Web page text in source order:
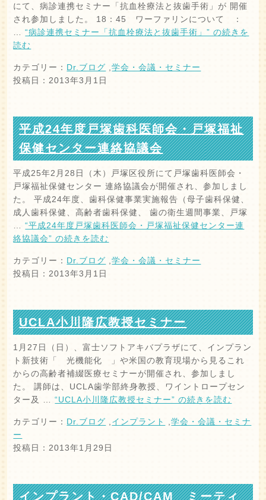
にて、病診連携セミナー「抗血栓療法と抜歯手術」が 開催
され参加しました。 18：45 ワーファリンについて ：
…“病診連携セミナー「抗血栓療法と抜歯手術」” の続きを
読む
カテゴリー： Dr.ブログ ,学会・会議・セミナー
投稿日：2013年3月1日
平成24年度戸塚歯科医師会・戸塚福祉
保健センター連絡協議会
平成25年2月28日（木）戸塚区役所にて戸塚歯科医師会・
戸塚福祉保健センター 連絡協議会が開催され、参加しまし
た。 平成24年度、歯科保健事業実施報告（母子歯科保健、
成人歯科保健、高齢者歯科保健、 歯の衛生週間事業、戸塚
…“平成24年度戸塚歯科医師会・戸塚福祉保健センター連
絡協議会” の続きを読む
カテゴリー： Dr.ブログ ,学会・会議・セミナー
投稿日：2013年3月1日
UCLA小川隆広教授セミナー
1月27日（日）、富士ソフトアキバプラザにて、インプラン
ト新技術「 光機能化 」や米国の教育現場から見るこれ
からの高齢者補綴医療セミナーが開催され、参加しまし
た。 講師は、UCLA歯学部終身教授、ワイントロープセン
ター及 …“UCLA小川隆広教授セミナー” の続きを読む
カテゴリー： Dr.ブログ ,インプラント ,学会・会議・セミナ
ー
投稿日：2013年1月29日
インプラント・CAD/CAM ミーティ